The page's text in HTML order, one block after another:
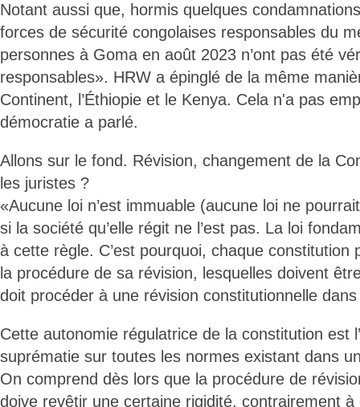
Notant aussi que, hormis quelques
forces de sécurité congolaises responsables du
personnes à Goma en août 2023 n’ont pas été
responsables». HRW a épinglé de la même
Continent, l’Éthiopie et le Kenya. Cela n'a pas
démocratie a parlé.
Allons sur le fond. Révision, changement de la
les juristes ?
«Aucune loi n’est immuable (aucune loi ne
si la société qu’elle régit ne l’est pas. La loi
à cette règle. C’est pourquoi, chaque constitution
la procédure de sa révision, lesquelles doivent
doit procéder à une révision constitutionnelle
Cette autonomie régulatrice de la constitution est
suprématie sur toutes les normes existant dans
On comprend dès lors que la procédure de
doive revêtir une certaine rigidité, contrairement à